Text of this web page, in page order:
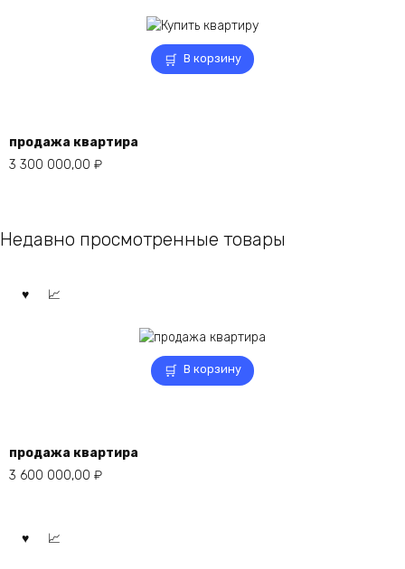
В корзину
продажа квартира
3 300 000,00 ₽
Недавно просмотренные товары
В корзину
продажа квартира
3 600 000,00 ₽